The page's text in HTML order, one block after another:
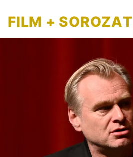
FILM + SOROZAT